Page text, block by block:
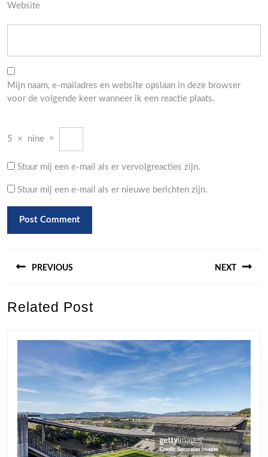
Website
Mijn naam, e-mailadres en website opslaan in deze browser
voor de volgende keer wanneer ik een reactie plaats.
5 × nine =
Stuur mij een e-mail als er vervolgreacties zijn.
Stuur mij een e-mail als er nieuwe berichten zijn.
PREVIOUS
post:
NEXT
Related Post